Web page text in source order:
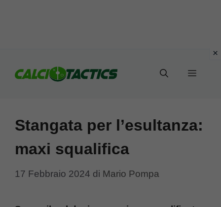
Menu
Stangata per l’esultanza:
maxi squalifica
17 Febbraio 2024 di Mario Pompa